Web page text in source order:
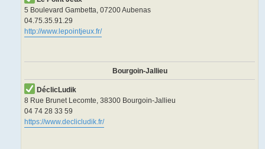
5 Boulevard Gambetta, 07200 Aubenas
04.75.35.91.29
http://www.lepointjeux.fr/
Bourgoin-Jallieu
DéclicLudik
8 Rue Brunet Lecomte, 38300 Bourgoin-Jallieu
04 74 28 33 59
https://www.declicludik.fr/